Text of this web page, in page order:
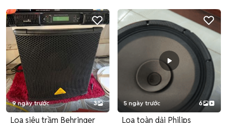
9 ngày trước 3
Loa siêu trầm Behringer
5 ngày trước 6
Loa toàn dải Philips